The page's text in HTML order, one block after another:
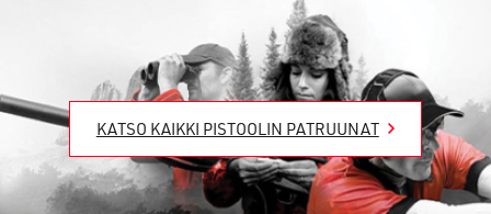
KATSO KAIKKI PISTOOLIN PATRUUNAT